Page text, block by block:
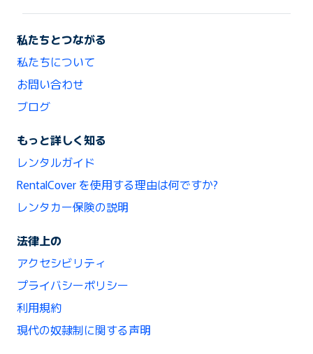
私たちとつながる
私たちについて
お問い合わせ
ブログ
もっと詳しく知る
レンタルガイド
RentalCover を使用する理由は何ですか?
レンタカー保険の説明
法律上の
アクセシビリティ
プライバシーポリシー
利用規約
現代の奴隷制に関する声明